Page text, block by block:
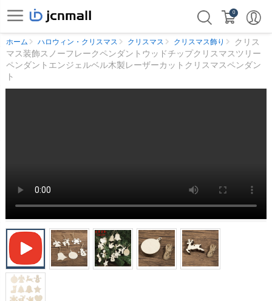
0
ホーム ハロウィン・クリスマス クリスマス クリスマス飾り
クリス
マス装飾スノーフレークペンダントウッドチップクリスマスツリー
ペンダントエンジェルベル木製レーザーカットクリスマスペンダン
ト